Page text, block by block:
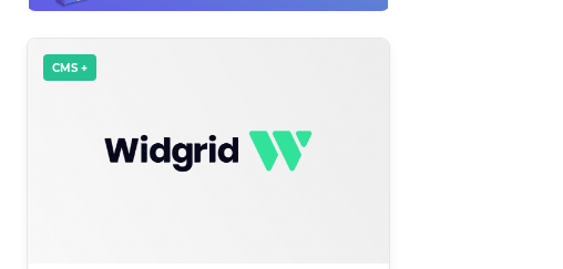
CMS +